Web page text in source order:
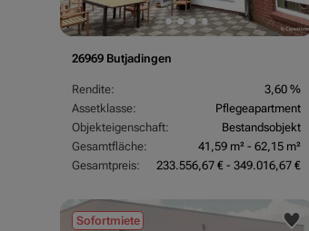
26969 Butjadingen
Rendite:
3,60 %
Assetklasse:
Pflegeapartment
Objekteigenschaft:
Bestandsobjekt
Gesamtfläche:
41,59 m² - 62,15 m²
Gesamtpreis:
233.556,67 € - 349.016,67 €
Sofortmiete